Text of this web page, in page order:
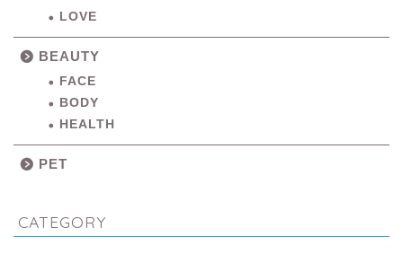
LOVE
BEAUTY
FACE
BODY
HEALTH
PET
CATEGORY